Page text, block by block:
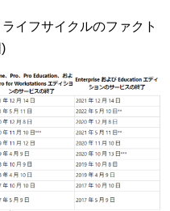
イフサイクルのファクト